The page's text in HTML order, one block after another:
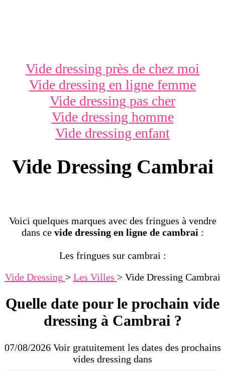
Vide dressing près de chez moi
Vide dressing en ligne femme
Vide dressing pas cher
Vide dressing homme
Vide dressing enfant
Vide Dressing Cambrai
Voici quelques marques avec des fringues à vendre
dans ce vide dressing en ligne de cambrai :
Les fringues sur cambrai :
Vide Dressing > Les Villes > Vide Dressing Cambrai
Quelle date pour le prochain vide
dressing à Cambrai ?
07/08/2026 Voir gratuitement les dates des prochains
vides dressing dans